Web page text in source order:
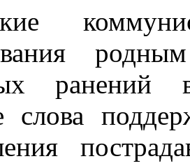
ранений
слова